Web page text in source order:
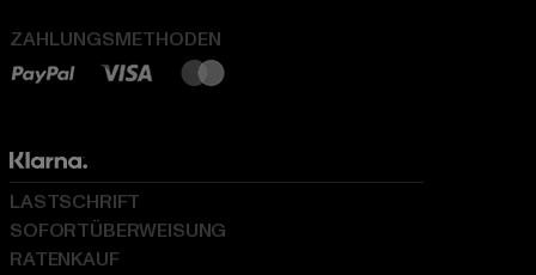
ZAHLUNGSMETHODEN
LASTSCHRIFT
SOFORTÜBERWEISUNG
RATENKAUF